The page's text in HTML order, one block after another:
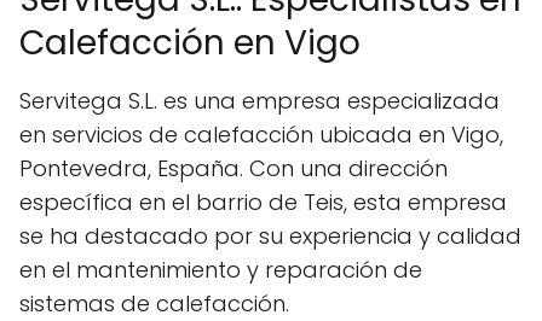
Calefacción en Vigo
Servitega S.L. es una empresa especializada
en servicios de calefacción ubicada en Vigo,
Pontevedra, España. Con una dirección
específica en el barrio de Teis, esta empresa
se ha destacado por su experiencia y calidad
en el mantenimiento y reparación de
sistemas de calefacción.